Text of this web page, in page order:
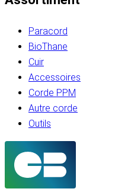
Paracord
BioThane
Cuir
Accessoires
Corde PPM
Autre corde
Outils